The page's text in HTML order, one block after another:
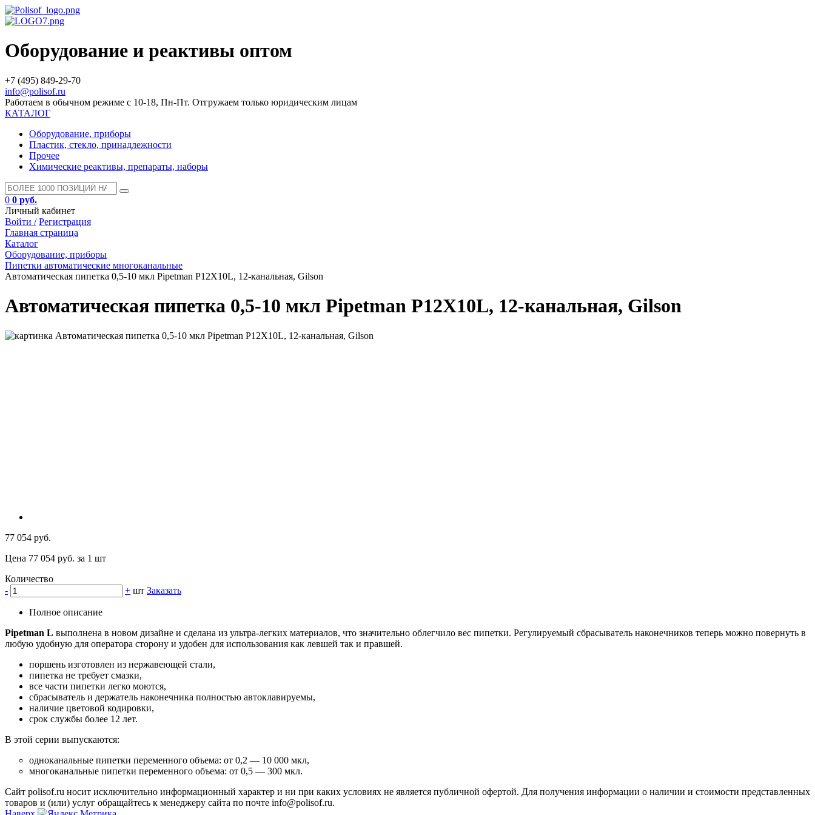
Оборудование и реактивы оптом
+7 (495) 849-29-70
info@polisof.ru
Работаем в обычном режиме с 10-18, Пн-Пт. Отгружаем только юридическим лицам
КАТАЛОГ
Оборудование, приборы
Пластик, стекло, принадлежности
Прочее
Химические реактивы, препараты, наборы
0 0 руб.
Личный кабинет
Войти / Регистрация
Главная страница
Каталог
Оборудование, приборы
Пипетки автоматические многоканальные
Автоматическая пипетка 0,5-10 мкл Pipetman P12X10L, 12-канальная, Gilson
Автоматическая пипетка 0,5-10 мкл Pipetman P12X10L, 12-канальная, Gilson
77 054 руб.
Цена 77 054 руб. за 1 шт
Количество
-
+ шт Заказать
Полное описание
Pipetman L выполнена в новом дизайне и сделана из ультра-легких материалов, что значительно облегчило вес пипетки. Регулируемый сбрасыватель наконечников теперь можно повернуть в
любую удобную для оператора сторону и удобен для использования как левшей так и правшей.
поршень изготовлен из нержавеющей стали,
пипетка не требует смазки,
все части пипетки легко моются,
сбрасыватель и держатель наконечника полностью автоклавируемы,
наличие цветовой кодировки,
срок службы более 12 лет.
В этой серии выпускаются:
одноканальные пипетки переменного объема: от 0,2 — 10 000 мкл,
многоканальные пипетки переменного объема: от 0,5 — 300 мкл.
Сайт polisof.ru носит исключительно информационный характер и ни при каких условиях не является публичной офертой. Для получения информации о наличии и стоимости представленных
товаров и (или) услуг обращайтесь к менеджеру сайта по почте info@polisof.ru.